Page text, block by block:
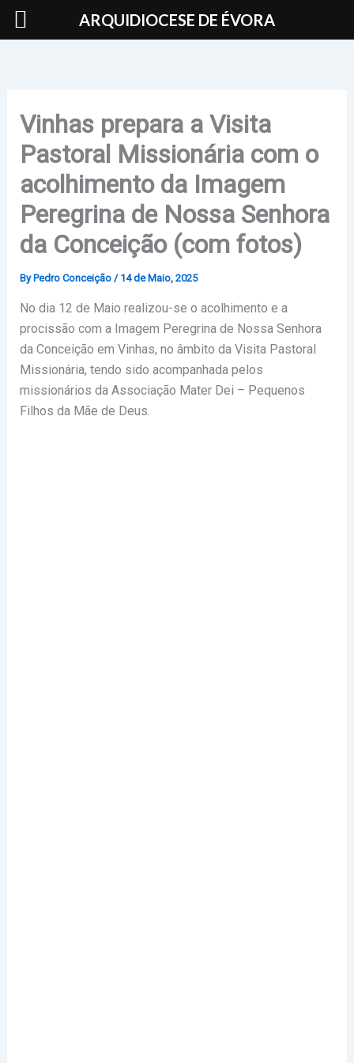
Skip
Vinhas prepara a Visita
Pastoral Missionária com o
acolhimento da Imagem
Peregrina de Nossa Senhora
da Conceição (com fotos)
By Pedro Conceição / 14 de Maio, 2025
No dia 12 de Maio realizou-se o acolhimento e a
procissão com a Imagem Peregrina de Nossa Senhora
da Conceição em Vinhas, no âmbito da Visita Pastoral
Missionária, tendo sido acompanhada pelos
missionários da Associação Mater Dei – Pequenos
Filhos da Mãe de Deus.
ARQUIDIOCESE DE ÉVORA